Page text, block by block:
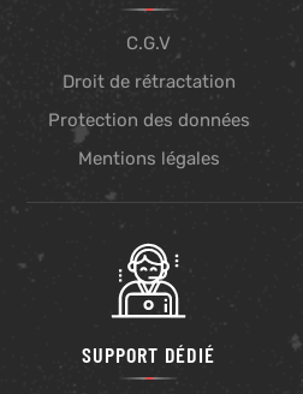
C.G.V
Droit de rétractation
Protection des données
Mentions légales
SUPPORT DÉDIÉ